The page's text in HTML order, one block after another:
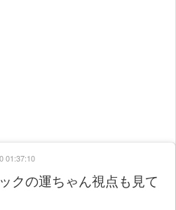
クの運ちゃん視点も見て
01:37:10